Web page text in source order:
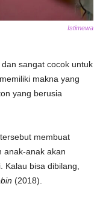
Istimewa
sangat cocok untuk
makna yang
yang berusia
membuat
anak-anak akan
Kalau bisa dibilang,
(2018).